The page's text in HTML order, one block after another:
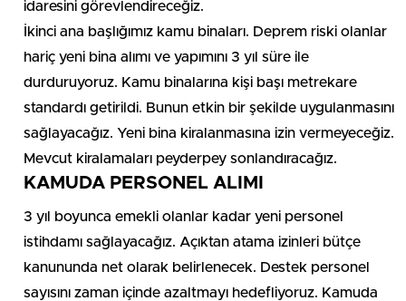
idaresini görevlendireceğiz.
İkinci ana başlığımız kamu binaları. Deprem riski olanlar
hariç yeni bina alımı ve yapımını 3 yıl süre ile
durduruyoruz. Kamu binalarına kişi başı metrekare
standardı getirildi. Bunun etkin bir şekilde uygulanmasını
sağlayacağız. Yeni bina kiralanmasına izin vermeyeceğiz.
Mevcut kiralamaları peyderpey sonlandıracağız.
KAMUDA PERSONEL ALIMI
3 yıl boyunca emekli olanlar kadar yeni personel
istihdamı sağlayacağız. Açıktan atama izinleri bütçe
kanununda net olarak belirlenecek. Destek personel
sayısını zaman içinde azaltmayı hedefliyoruz. Kamuda